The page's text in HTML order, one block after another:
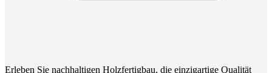
Erleben Sie nachhaltigen Holzfertigbau, die einzigartige Qualität